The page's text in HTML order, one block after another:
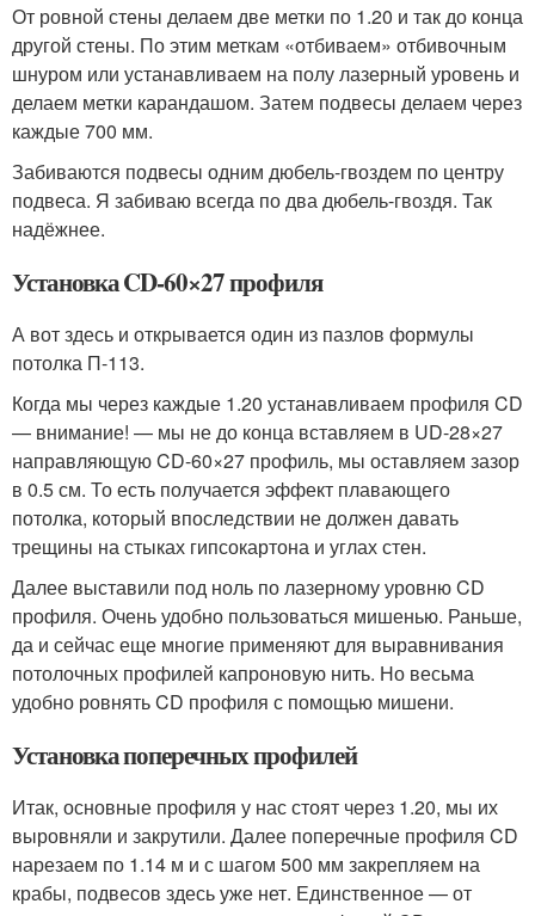
От ровной стены делаем две метки по 1.20 и так до конца
другой стены. По этим меткам «отбиваем» отбивочным
шнуром или устанавливаем на полу лазерный уровень и
делаем метки карандашом. Затем подвесы делаем через
каждые 700 мм.
Забиваются подвесы одним дюбель-гвоздем по центру
подвеса. Я забиваю всегда по два дюбель-гвоздя. Так
надёжнее.
Установка CD-60×27 профиля
А вот здесь и открывается один из пазлов формулы
потолка П-113.
Когда мы через каждые 1.20 устанавливаем профиля CD
— внимание! — мы не до конца вставляем в UD-28×27
направляющую CD-60×27 профиль, мы оставляем зазор
в 0.5 см. То есть получается эффект плавающего
потолка, который впоследствии не должен давать
трещины на стыках гипсокартона и углах стен.
Далее выставили под ноль по лазерному уровню CD
профиля. Очень удобно пользоваться мишенью. Раньше,
да и сейчас еще многие применяют для выравнивания
потолочных профилей капроновую нить. Но весьма
удобно ровнять CD профиля с помощью мишени.
Установка поперечных профилей
Итак, основные профиля у нас стоят через 1.20, мы их
выровняли и закрутили. Далее поперечные профиля CD
нарезаем по 1.14 м и с шагом 500 мм закрепляем на
крабы, подвесов здесь уже нет. Единственное — от